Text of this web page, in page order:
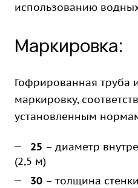
использованию
Маркировка:
Гофрированная труба
маркировку,
установленным
25 – диаметр
(2,5 м)
30 – толщина